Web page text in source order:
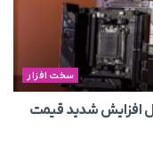
سخت افزار
افزایش شدید قیمت